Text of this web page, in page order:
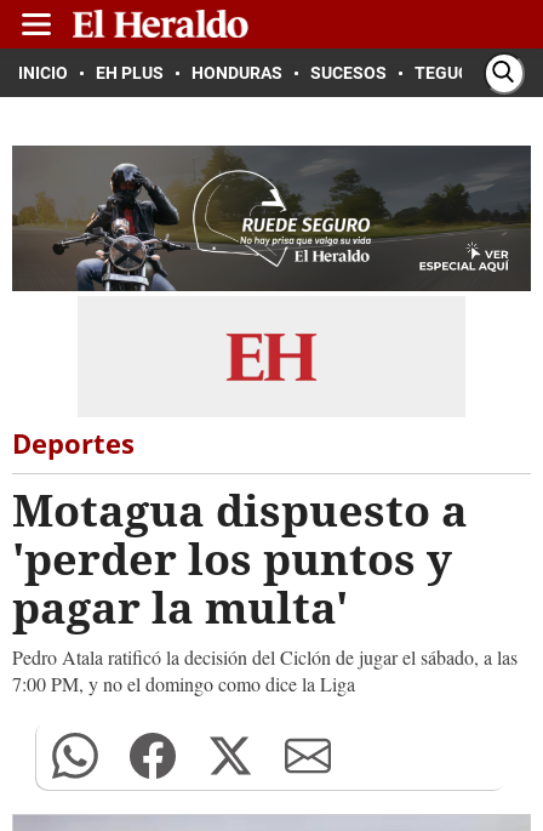
INICIO EH PLUS HONDURAS SUCESOS TEGUCIGALPA
Deportes
Motagua dispuesto a
'perder los puntos y
pagar la multa'
Pedro Atala ratificó la decisión del Ciclón de jugar el sábado, a las
7:00 PM, y no el domingo como dice la Liga